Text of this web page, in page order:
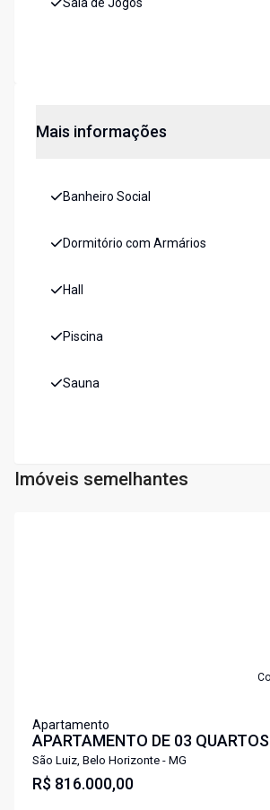
Sala de Jogos
Mais informações
Banheiro Social
Dormitório com Armários
Hall
Piscina
Sauna
Imóveis semelhantes
Apartamento
APARTAMENTO DE 03
SUITE AREA LAZER COMPLETA
PROXIMO A LAGOA DA
São Luiz, Belo Horizonte - MG
R$ 816.000,00